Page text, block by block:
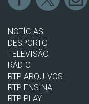
NOTÍCIAS
DESPORTO
TELEVISÃO
RÁDIO
RTP ARQUIVOS
RTP ENSINA
RTP PLAY